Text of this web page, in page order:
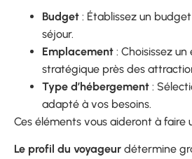
Budget : Établissez un
séjour.
Emplacement : Choisissez
stratégique près des
Type d’hébergement :
adapté à vos besoins.
Ces éléments vous aideront à faire
Le profil du voyageur détermine